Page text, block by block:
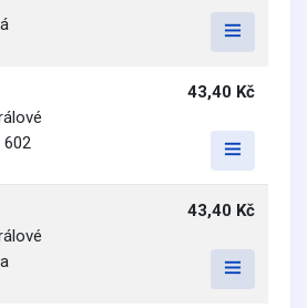
602
43,40 Kč
43,40 Kč